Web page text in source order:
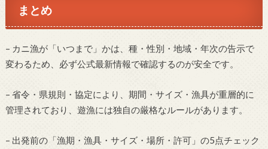
まとめ
– カニ漁が「いつまで」かは、種・性別・地域・年次の告示で
変わるため、必ず公式最新情報で確認するのが安全です。
– 省令・県規則・協定により、期間・サイズ・漁具が重層的に
管理されており、遊漁には独自の厳格なルールがあります。
– 出発前の「漁期・漁具・サイズ・場所・許可」の5点チェック